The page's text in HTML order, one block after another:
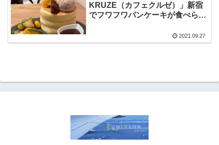
KRUZE（カフェクルゼ）」新宿
でフワフワパンケーキが食べられ
2021.09.27